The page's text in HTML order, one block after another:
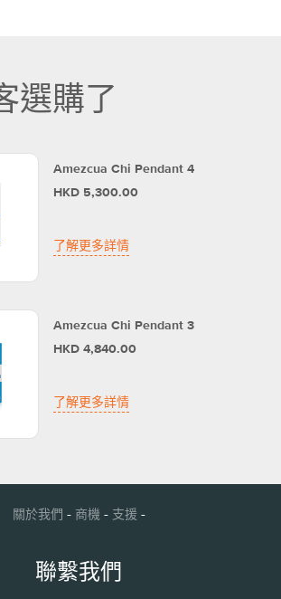
選購了
Amezcua Chi Pendant 4
HKD 5,300.00
了解更多詳情
Amezcua Chi Pendant 3
HKD 4,840.00
了解更多詳情
關於我們 - 商機 - 支援 -
聯繫我們